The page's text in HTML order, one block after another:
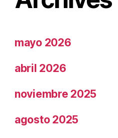
mayo 2026
abril 2026
noviembre 2025
agosto 2025